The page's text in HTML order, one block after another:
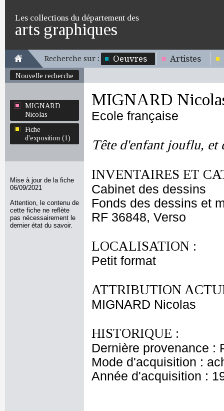
Les collections du département des
arts graphiques
Recherche sur : Oeuvres Artistes
Nouvelle recherche
MIGNARD
Nicolas
Fiche
d'exposition (1)
Mise à jour de la fiche
06/09/2021
Attention, le contenu de
cette fiche ne reflète
pas nécessairement le
dernier état du savoir.
MIGNARD
Ecole française
Tête d'enfant jouflu, et
INVENTAIRES ET
Cabinet des dessins
Fonds des dessins et
RF 36848, Verso
LOCALISATION :
Petit format
ATTRIBUTION
MIGNARD Nicolas
HISTORIQUE :
Dernière provenance :
Mode d'acquisition :
Année d'acquisition :